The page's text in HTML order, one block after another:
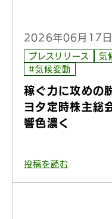
2026年06月17日
プレスリリース 気
#気候変動
稼ぐ力に攻めの
ヨタ定時株主総
響色濃く
投稿を読む